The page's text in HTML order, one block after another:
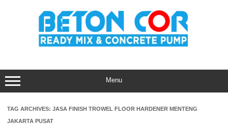
Menu
TAG ARCHIVES: JASA FINISH TROWEL FLOOR HARDENER MENTENG
JAKARTA PUSAT